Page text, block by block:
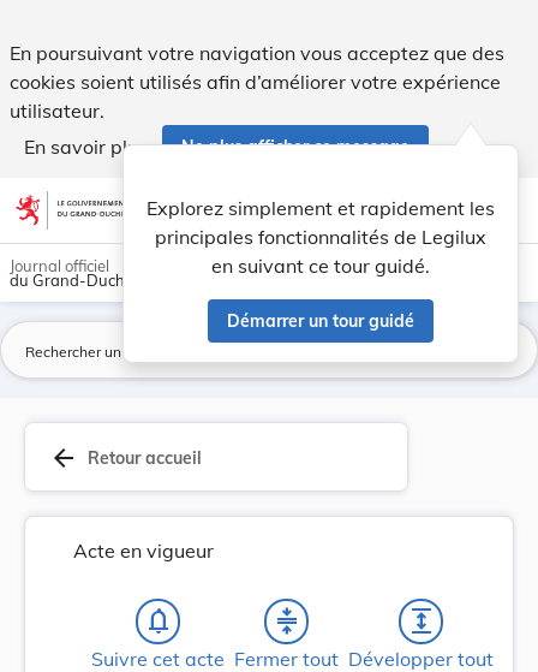
En poursuivant votre navigation vous acceptez que des
cookies soient utilisés afin d’améliorer votre expérience
utilisateur.
En savoir plus
Ne plus afficher ce message
Aller au contenu account_circle help Aide
Explorez simplement et rapidement les
principales fonctionnalités de Legilux
en suivant ce tour guidé.
Démarrer un tour guidé
light_mode dark_mode
Journal officiel
du Grand-Duché de Luxembourg
arrow_back Retour accueil
Acte en vigueur
notifications_none
Suivre cet acte
compress
Fermer tout
expand
Développer tout